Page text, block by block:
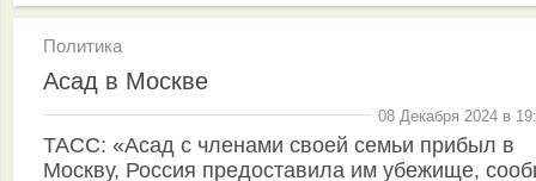
Политика
Асад в Москве
08 Декабря 2024 в
ТАСС: «Асад с членами своей семьи прибыл в
Москву, Россия предоставила им убежище,